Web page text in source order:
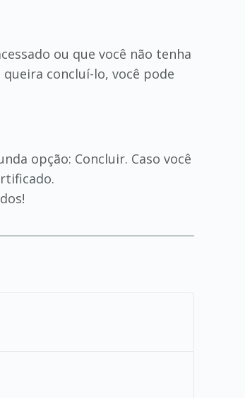
ou que você não tenha
concluí-lo, você pode
opção: Concluir. Caso você